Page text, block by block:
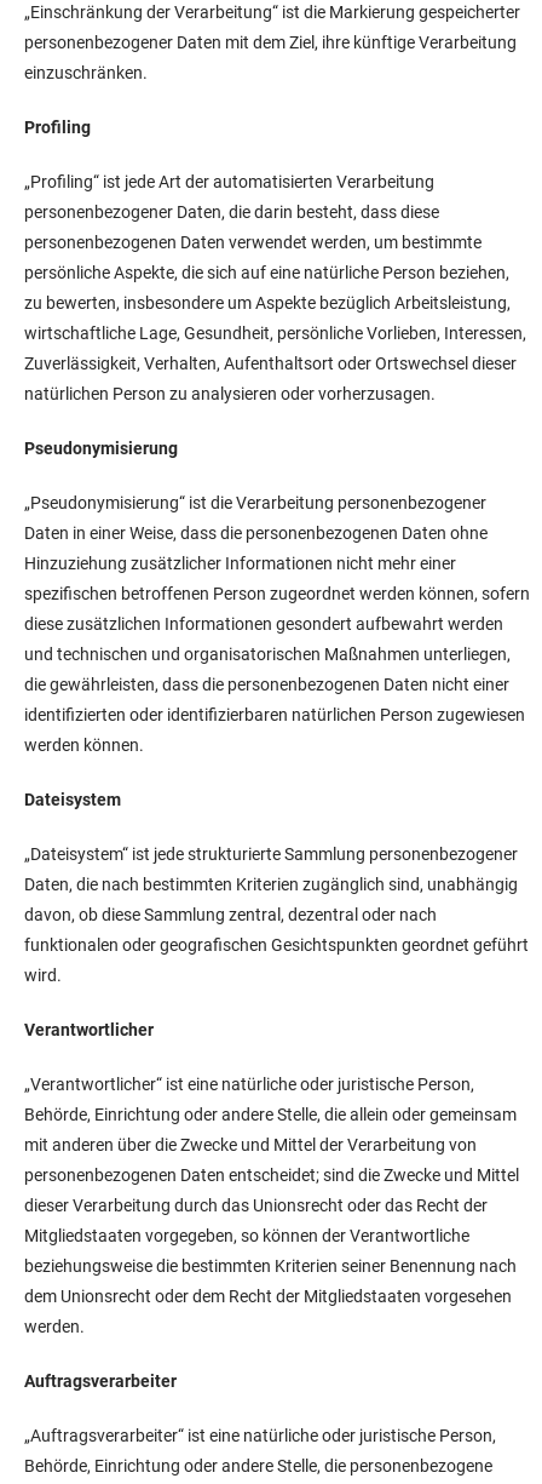
„Einschränkung der Verarbeitung“ ist die Markierung gespeicherter
personenbezogener Daten mit dem Ziel, ihre künftige Verarbeitung
einzuschränken.
Profiling
„Profiling“ ist jede Art der automatisierten Verarbeitung
personenbezogener Daten, die darin besteht, dass diese
personenbezogenen Daten verwendet werden, um bestimmte
persönliche Aspekte, die sich auf eine natürliche Person beziehen,
zu bewerten, insbesondere um Aspekte bezüglich Arbeitsleistung,
wirtschaftliche Lage, Gesundheit, persönliche Vorlieben, Interessen,
Zuverlässigkeit, Verhalten, Aufenthaltsort oder Ortswechsel dieser
natürlichen Person zu analysieren oder vorherzusagen.
Pseudonymisierung
„Pseudonymisierung“ ist die Verarbeitung personenbezogener
Daten in einer Weise, dass die personenbezogenen Daten ohne
Hinzuziehung zusätzlicher Informationen nicht mehr einer
spezifischen betroffenen Person zugeordnet werden können, sofern
diese zusätzlichen Informationen gesondert aufbewahrt werden
und technischen und organisatorischen Maßnahmen unterliegen,
die gewährleisten, dass die personenbezogenen Daten nicht einer
identifizierten oder identifizierbaren natürlichen Person zugewiesen
werden können.
Dateisystem
„Dateisystem“ ist jede strukturierte Sammlung personenbezogener
Daten, die nach bestimmten Kriterien zugänglich sind, unabhängig
davon, ob diese Sammlung zentral, dezentral oder nach
funktionalen oder geografischen Gesichtspunkten geordnet geführt
wird.
Verantwortlicher
„Verantwortlicher“ ist eine natürliche oder juristische Person,
Behörde, Einrichtung oder andere Stelle, die allein oder gemeinsam
mit anderen über die Zwecke und Mittel der Verarbeitung von
personenbezogenen Daten entscheidet; sind die Zwecke und Mittel
dieser Verarbeitung durch das Unionsrecht oder das Recht der
Mitgliedstaaten vorgegeben, so können der Verantwortliche
beziehungsweise die bestimmten Kriterien seiner Benennung nach
dem Unionsrecht oder dem Recht der Mitgliedstaaten vorgesehen
werden.
Auftragsverarbeiter
„Auftragsverarbeiter“ ist eine natürliche oder juristische Person,
Behörde, Einrichtung oder andere Stelle, die personenbezogene